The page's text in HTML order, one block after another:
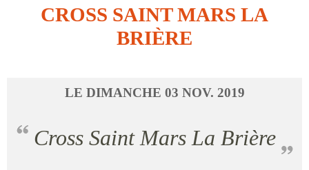
CROSS SAINT MARS LA
BRIÈRE
LE DIMANCHE 03 NOV. 2019
Cross Saint Mars La Brière